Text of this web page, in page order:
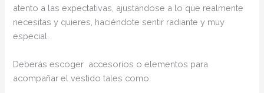
atento a las expectativas, ajustándose a lo que realmente
necesitas y quieres, haciéndote sentir radiante y muy
especial.
Deberás escoger accesorios o elementos para
acompañar el vestido tales como: